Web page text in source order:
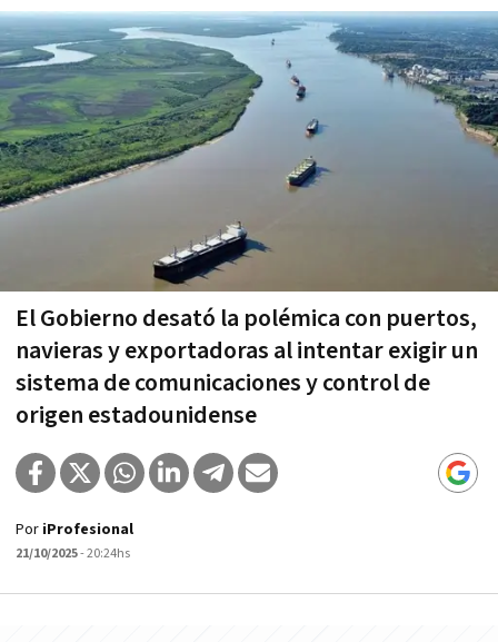
El Gobierno desató la polémica con puertos,
navieras y exportadoras al intentar exigir un
sistema de comunicaciones y control de
origen estadounidense
Por iProfesional
21/10/2025- 20:24hs